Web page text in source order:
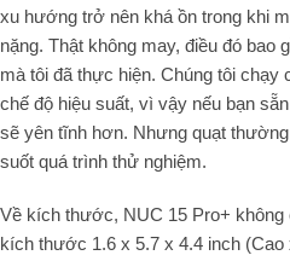
xu hướng trở nên khá ồn trong khi
nặng. Thật không may, điều đó bao
mà tôi đã thực hiện. Chúng tôi
chế độ hiệu suất, vì vậy nếu bạn
sẽ yên tĩnh hơn. Nhưng quạt
suốt quá trình thử nghiệm.
Về kích thước, NUC 15 Pro+ không
kích thước 1.6 x 5.7 x 4.4 inch (Cao